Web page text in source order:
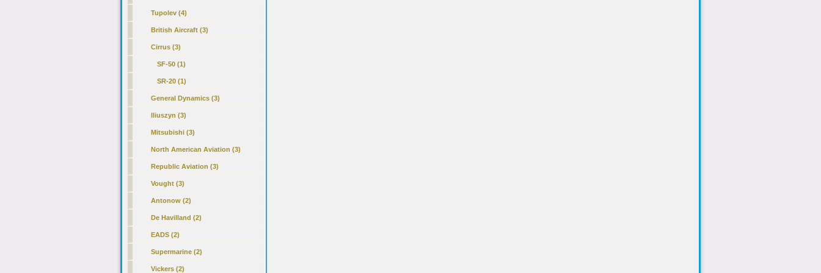
Tupolev (4)
British Aircraft (3)
Cirrus(3)
SF-50 (1)
SR-20 (1)
General Dynamics (3)
Iliuszyn (3)
Mitsubishi (3)
North American Aviation (3)
Republic Aviation (3)
Vought (3)
Antonow (2)
De Havilland (2)
EADS (2)
Supermarine (2)
Vickers (2)